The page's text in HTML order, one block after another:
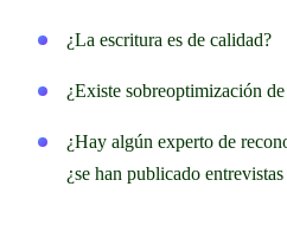
¿La escritura es de calidad?
¿Existe sobreoptimización
¿Hay algún experto de
¿se han publicado entrevistas